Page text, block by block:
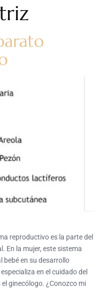
reproductivo es la parte del
En la mujer, este sistema
bebé en su desarrollo
en el cuidado del
ginecólogo. ¿Conozco mi